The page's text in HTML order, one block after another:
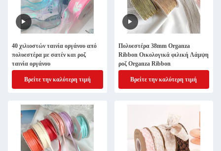
40 χιλιοστών ταινία οργάνου από
πολυεστέρα με σατέν και ροζ
ταινία οργάνου
Βρείτε την καλύτερη τιμή
Πολυεστέρα 38mm Organza
Ribbon Οικολογικά φιλική Λάμψη
ροζ Organza Ribbon
Βρείτε την καλύτερη τιμή